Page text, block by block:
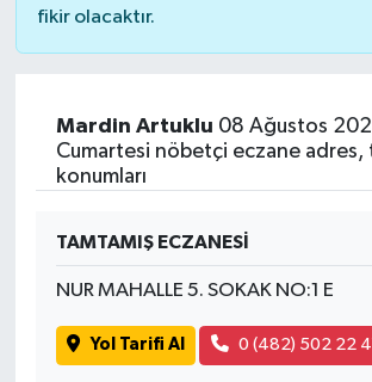
fikir olacaktır.
Mardin Artuklu 08 Ağustos
Cumartesi nöbetçi eczane
konumları
TAMTAMIŞ ECZANESİ
NUR MAHALLE 5. SOKAK NO:1 E
Yol Tarifi Al 0 (482) 502 22